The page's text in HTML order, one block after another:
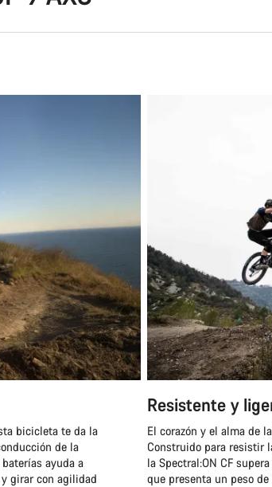
bicicleta te da la
de la
ayuda a
girar con agilidad
Resistente y
El corazón y el alma de
Construido para resistir
la Spectral:ON CF
que presenta un peso